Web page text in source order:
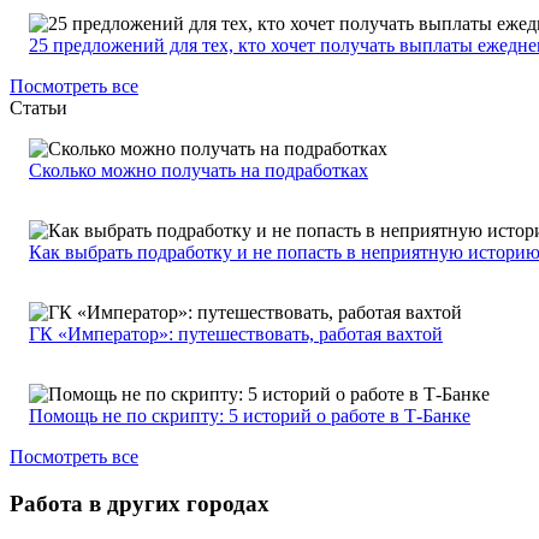
25 предложений для тех, кто хочет получать выплаты
Посмотреть все
Статьи
Сколько можно получать на подработках
Как выбрать подработку и не попасть в неприятную историю
ГК «Император»: путешествовать, работая вахтой
Помощь не по скрипту: 5 историй о работе в Т-Банке
Посмотреть все
Работа в других городах